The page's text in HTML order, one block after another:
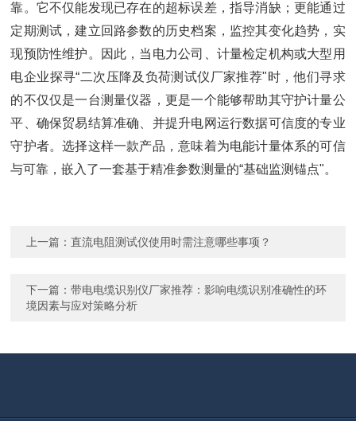
靠。它不仅能发现已存在的超标误差，指导消缺；更能通过
定期测试，建立回路参数的历史档案，监控其变化趋势，实
现预防性维护。因此，当电力公司、计量检定机构或大型用
电企业探寻“二次压降及负荷测试仪厂家推荐"时，他们寻求
的不仅仅是一台测量仪器，更是一个能够帮助其守护计量公
平、确保贸易结算准确、并提升电网运行数据可信度的专业
守护者。选择这样一款产品，意味着为电能计量体系的可信
与可靠，嵌入了一套基于精准参数测量的“基础监测锚点"。
上一篇：直流电阻测试仪使用时需注意哪些事项？
下一篇：带电电缆识别仪厂家推荐：影响电缆识别准确性的环
境因素与应对策略分析